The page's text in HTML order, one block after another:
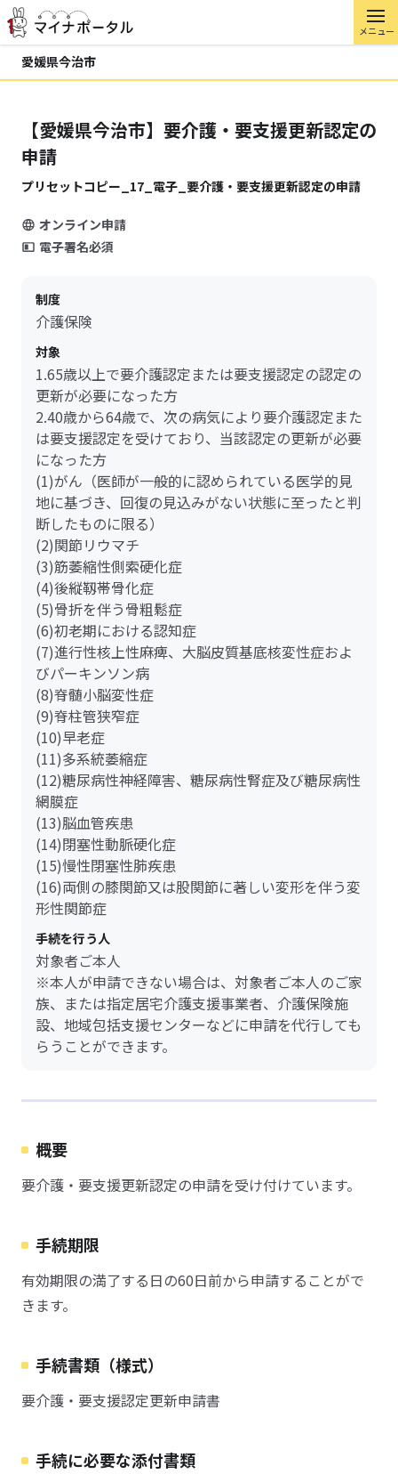
メニュー
愛媛県今治市
【愛媛県今治市】要介護・要支援更新認定の
申請
プリセットコピー_17_電子_要介護・要支援更新認定の申請
オンライン申請
電子署名必須
制度
介護保険
対象
1.65歳以上で要介護認定または要支援認定の認定の
更新が必要になった方
2.40歳から64歳で、次の病気により要介護認定また
は要支援認定を受けており、当該認定の更新が必要
になった方
(1)がん（医師が一般的に認められている医学的見
地に基づき、回復の見込みがない状態に至ったと判
断したものに限る）
(2)関節リウマチ
(3)筋萎縮性側索硬化症
(4)後縦靱帯骨化症
(5)骨折を伴う骨粗鬆症
(6)初老期における認知症
(7)進行性核上性麻痺、大脳皮質基底核変性症およ
びパーキンソン病
(8)脊髄小脳変性症
(9)脊柱管狭窄症
(10)早老症
(11)多系統萎縮症
(12)糖尿病性神経障害、糖尿病性腎症及び糖尿病性
網膜症
(13)脳血管疾患
(14)閉塞性動脈硬化症
(15)慢性閉塞性肺疾患
(16)両側の膝関節又は股関節に著しい変形を伴う変
形性関節症
手続を行う人
対象者ご本人
※本人が申請できない場合は、対象者ご本人のご家
族、または指定居宅介護支援事業者、介護保険施
設、地域包括支援センターなどに申請を代行しても
らうことができます。
概要
要介護・要支援更新認定の申請を受け付けています。
手続期限
有効期限の満了する日の60日前から申請することがで
きます。
手続書類（様式）
要介護・要支援認定更新申請書
手続に必要な添付書類